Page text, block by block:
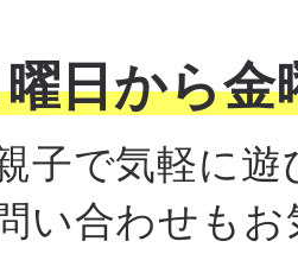
日から金
子で気軽に
い合わせも